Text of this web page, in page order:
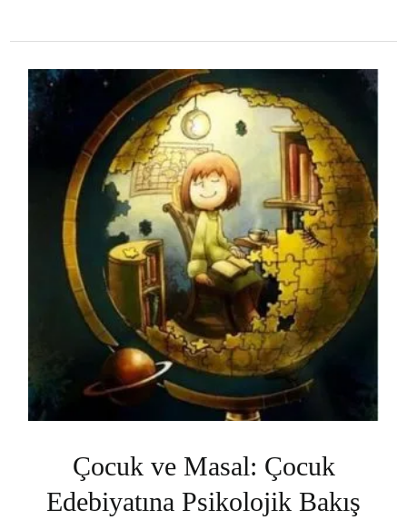
Çocuk ve Masal: Çocuk
Edebiyatına Psikolojik Bakış